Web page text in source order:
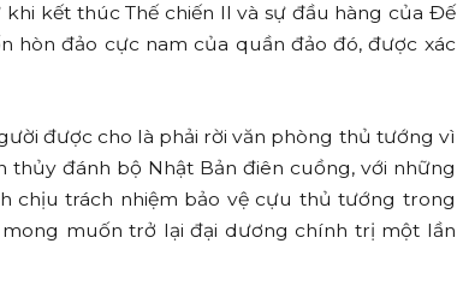
kết thúc Thế chiến II và sự đầu hàng của Đế
hòn đảo cực nam của quần đảo đó, được xác
được cho là phải rời văn phòng thủ tướng vì
đánh bộ Nhật Bản điên cuồng, với những
chịu trách nhiệm bảo vệ cựu thủ tướng trong
muốn trở lại đại dương chính trị một lần